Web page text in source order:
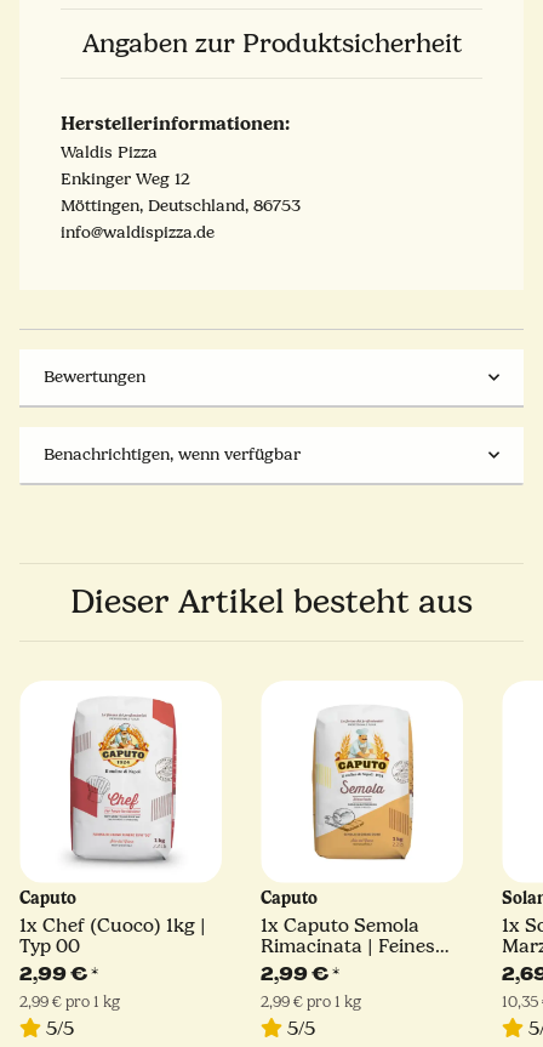
Angaben zur Produktsicherheit
Herstellerinformationen:
Waldis Pizza
Enkinger Weg 12
Möttingen, Deutschland, 86753
info@waldispizza.de
Bewertungen
Benachrichtigen, wenn verfügbar
Dieser Artikel besteht aus
Caputo
1x Chef (Cuoco) 1kg |
Typ 00
2,99 €*
2,99 € pro 1 kg
5/5
Caputo
1x Caputo Semola
Rimacinata | Feines
Hartweizengrieß | 1kg
2,99 €*
2,99 € pro 1 kg
5/5
1x